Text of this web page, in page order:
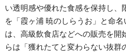
い透明感や優れた食感を保持し、
を「霞ヶ浦 暁のしらうお」と命
は、高級飲食店などへの販売を開
らは「獲れたてと変わらない抜群